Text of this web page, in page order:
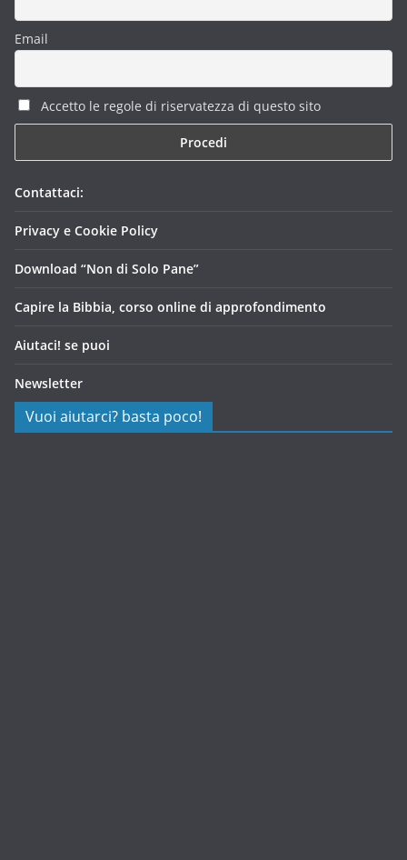
Email
Accetto le regole di riservatezza di questo sito
Contattaci:
Privacy e Cookie Policy
Download “Non di Solo Pane”
Capire la Bibbia, corso online di approfondimento
Aiutaci! se puoi
Newsletter
Vuoi aiutarci? basta poco!